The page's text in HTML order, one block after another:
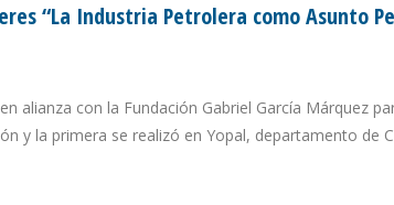
“La Industria Petrolera como Asunto
alianza con la Fundación Gabriel García Márquez
y la primera se realizó en Yopal, departamento de